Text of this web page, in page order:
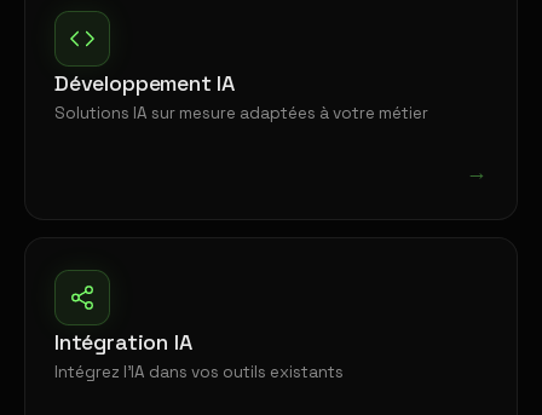
Développement IA
Solutions IA sur mesure adaptées à votre métier
→
Intégration IA
Intégrez l'IA dans vos outils existants